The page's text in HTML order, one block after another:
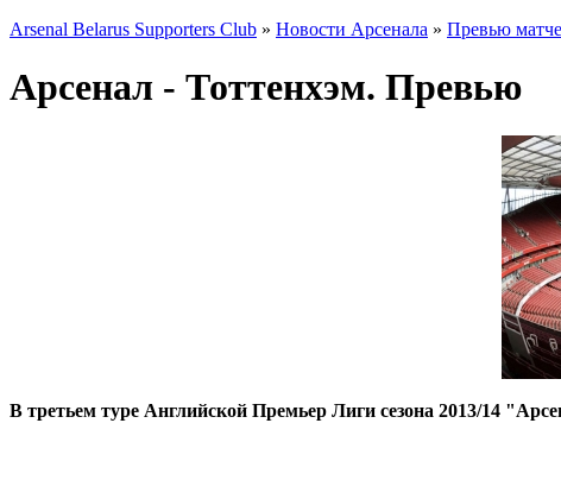
Arsenal Belarus Supporters Club » Новости Арсенала » Превью
Арсенал - Тоттенхэм. Превью
В третьем туре Английской Премьер Лиги сезона 2013/14